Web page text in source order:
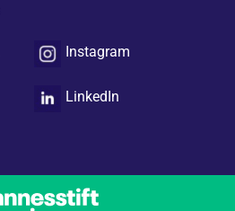
Instagram
LinkedIn